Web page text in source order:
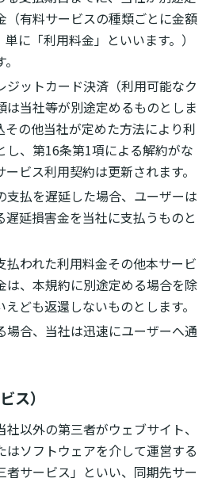
（有料サービスの種類ごとに金額
に「利用料金」といいます。）
ジットカード決済（利用可能なク
は当社等が別途定めるものとしま
その他当社が定めた方法により利
し、第16条第1項による解約がな
ビス利用契約は更新されます。
支払を遅延した場合、ユーザーは
延損害金を当社に支払うものと
払われた利用料金その他本サービ
は、本規約に別途定める場合を除
ども返還しないものとします。
場合、当社は迅速にユーザーへ通
ス）
以外の第三者がウェブサイト、
はソフトウェアを介して運営する
者サービス」といい、同期先サー